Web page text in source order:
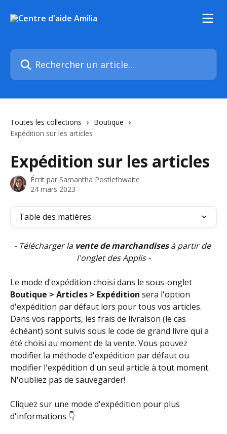
Rechercher un article...
Toutes les collections
Boutique
Expédition sur les articles
Expédition sur les articles
Écrit par Samantha Postlethwaite
24 mars 2023
Table des matières
- Télécharger la vente de marchandises à partir de
l'onglet des Applis -
Le mode d'expédition choisi dans le sous-onglet
Boutique > Articles > Expédition sera l'option
d'expédition par défaut lors pour tous vos articles.
Dans vos rapports, les frais de livraison (le cas
échéant) sont suivis sous le code de grand livre qui a
été choisi au moment de la vente. Vous pouvez
modifier la méthode d'expédition par défaut ou
modifier l'expédition d'un seul article à tout moment.
N'oubliez pas de sauvegarder!
Cliquez sur une mode d'expédition pour plus
d'informations 👇